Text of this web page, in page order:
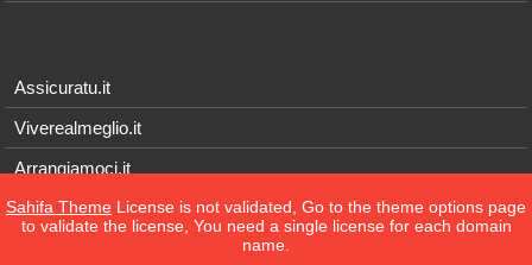
Assicuratu.it
Viverealmeglio.it
Arrangiamoci.it
Tecnichef.it
Sahifa Theme License is not validated, Go to the theme options page
to validate the license, You need a single license for each domain
name.